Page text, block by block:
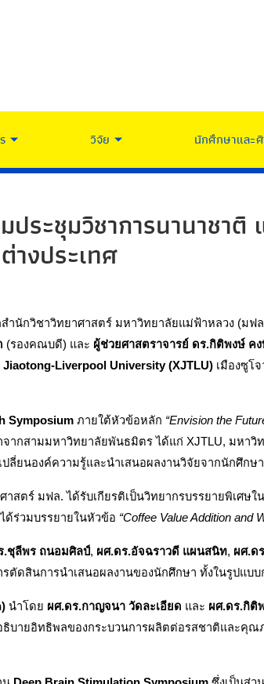
วิจัย นักศึกษาและ
ระชุมวิชาการนานาชาติ
งประเทศ
ำนักวิชาวิทยาศาสตร์ มหาวิทยาลัยแม่ฟ้าหลวง (มฟ
(รองคณบดี) และ ผู้ช่วยศาสตราจารย์ ดร.กิติพงษ์ ค
Jiaotong-Liverpool University (XJTLU) เมืองซูโ
Symposium ภายใต้หัวข้อหลัก “Envision the
กสามมหาวิทยาลัยพันธมิตร ได้แก่ XJTLU, มหาวิท
ปลี่ยนองค์ความรู้และนำเสนอผลงานวิจัยจากนักศึกษ
สตร์ มฟล. ได้รับเกียรติเป็นวิทยากรบรรยายพิเศษใ
ได้ร่วมบรรยายในหัวข้อ “Coffee Value Addition and
.ชุลีพร ถนอมศิลป์, ผศ.ดร.อัจฉราวดี แผนสนิท, ผศ.ด
ตัดสินการนำเสนอผลงานของนักศึกษา ทั้งในรูปแบบ
นำโดย ผศ.ดร.กาญจนา วัดละเอียด และ ผศ.ดร.กิติ
บายอิทธิพลของกระบวนการผลิตต่อรสชาติและคุณ